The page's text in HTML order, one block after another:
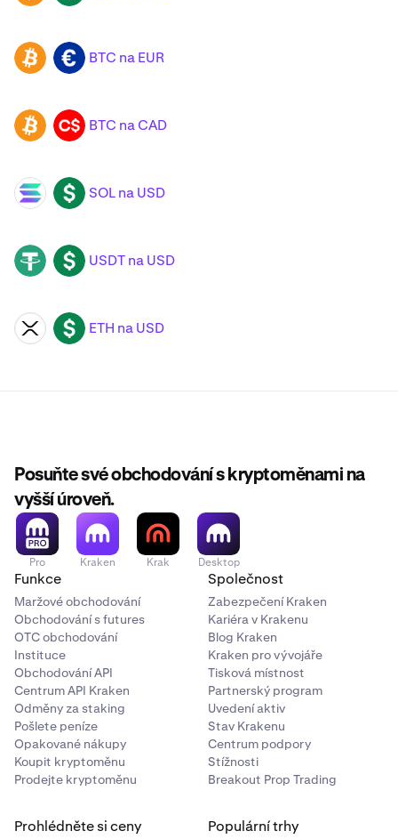
BTC EUR BTC na EUR
BTC CAD BTC na CAD
SOL USD SOL na USD
USDT USD USDT na USD
XRP USD ETH na USD
Posuňte své obchodování s kryptoměnami na
vyšší úroveň.
Pro Kraken Krak Desktop
Funkce
Maržové obchodování
Obchodování s futures
OTC obchodování
Instituce
Obchodování API
Centrum API Kraken
Odměny za staking
Pošlete peníze
Opakované nákupy
Koupit kryptoměnu
Prodejte kryptoměnu
Společnost
Zabezpečení Kraken
Kariéra v Krakenu
Blog Kraken
Kraken pro vývojáře
Tisková místnost
Partnerský program
Uvedení aktiv
Stav Krakenu
Centrum podpory
Stížnosti
Breakout Prop Trading
Prohlédněte si ceny Populární trhy